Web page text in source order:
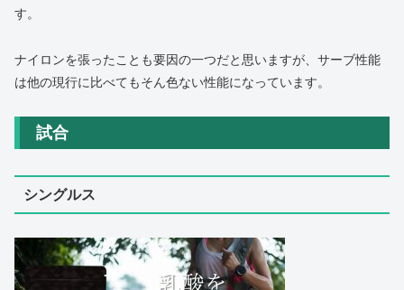
す。
ナイロンを張ったことも要因の一つだと思いますが、サーブ性能
は他の現行に比べてもそん色ない性能になっています。
試合
シングルス